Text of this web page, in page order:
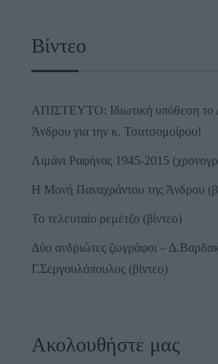
Βίντεο
ΑΠΙΣΤΕΥΤΟ: Ιδιωτική υπόθεση το
Άνδρου για την κ. Τσατσομοίρου!
Λιμάνι Ραφήνας 1945-2015
Η Μονή Παναχράντου της Άνδρου
Το τελευταίο ρεμέτζο (βίντεο)
Δύο ανδριώτες ζωγράφοι –
Γ.Σεργουλόπουλος (βίντεο)
Ακολουθήστε μας